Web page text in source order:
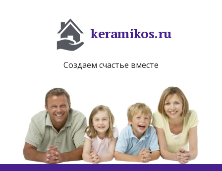
keramikos.ru
Создаем счастье вместе